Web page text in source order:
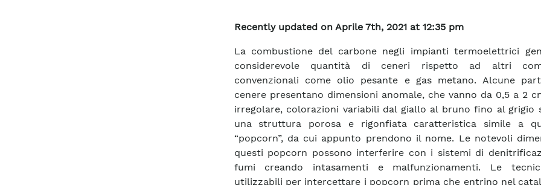
Recently updated on Aprile 7th, 2021 at 12:35 pm
La combustione del carbone negli impianti termoelettrici
considerevole quantità di ceneri rispetto ad altri
convenzionali come olio pesante e gas metano. Alcune
cenere presentano dimensioni anomale, che vanno da 0,5 a 2
irregolare, colorazioni variabili dal giallo al bruno fino al grigio
una struttura porosa e rigonfiata caratteristica simile a
“popcorn”, da cui appunto prendono il nome. Le notevoli
questi popcorn possono interferire con i sistemi di
fumi creando intasamenti e malfunzionamenti. Le
utilizzabili per intercettare i popcorn prima che entrino nel